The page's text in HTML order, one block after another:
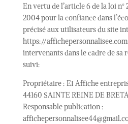
En vertu de l’article 6 de la loi n°
2004 pour la confiance dans
précisé aux utilisateurs du site
https://
intervenants dans le cadre de sa
suivi:
Propriétaire : EI Affiche
44160 SAINTE REINE DE
Responsable publication :